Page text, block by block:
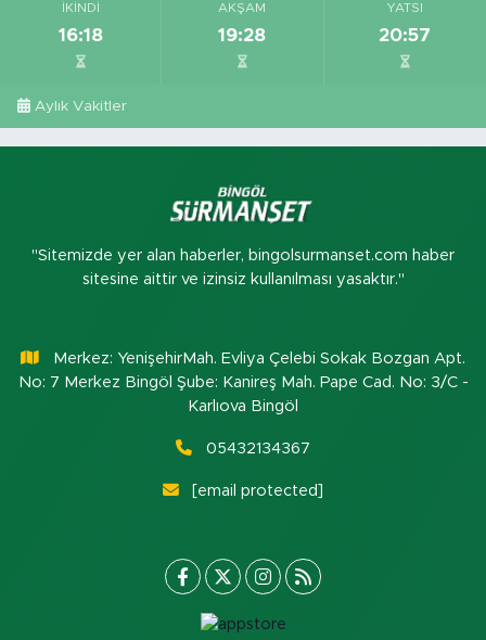
İKINDI
16:18
AKŞAM
19:28
YATSI
20:57
Aylık Vakitler
"Sitemizde yer alan haberler, bingolsurmanset.com haber
sitesine aittir ve izinsiz kullanılması yasaktır."
Merkez: YenişehirMah. Evliya Çelebi Sokak Bozgan Apt.
No: 7 Merkez Bingöl Şube: Kanireş Mah. Pape Cad. No: 3/C -
Karlıova Bingöl
05432134367
[email protected]